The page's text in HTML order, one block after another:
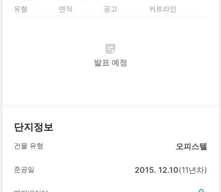
유형 면적 공고 커트라인
발표 예정
단지정보
건물 유형 오피스텔
준공일 2015. 12.10(11년차)